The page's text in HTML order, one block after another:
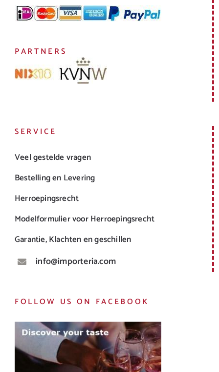
PARTNERS
SERVICE
Veel gestelde vragen
Bestelling en Levering
Herroepingsrecht
Modelformulier voor Herroepingsrecht
Garantie, Klachten en geschillen
info@importeria.com
FOLLOW US ON FACEBOOK